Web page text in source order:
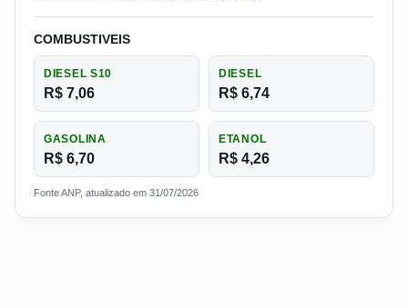
COMBUSTIVEIS
DIESEL S10
R$ 7,06
DIESEL
R$ 6,74
GASOLINA
R$ 6,70
ETANOL
R$ 4,26
Fonte ANP, atualizado em 31/07/2026